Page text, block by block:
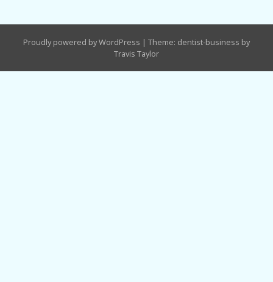
Proudly powered by WordPress | Theme: dentist-business by
Travis Taylor